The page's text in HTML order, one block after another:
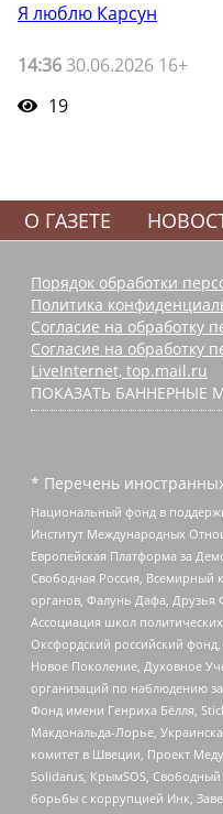
Я люблю Карсун
14:36 30.06.2026 16+
19
О ГАЗЕТЕ
Порядок обработки
Политика
Согласие на обработку
Согласие на обработку
LiveInternet, top.mail.ru
ПОКАЗАТЬ БАННЕРНЫЕ
* Перечень
Национальный фонд в
Институт Международных
Европейская Платформа за
Свободная Россия, Всемирный
органов, Фалунь Дафа, Друзья
Ассоциация школ
Оксфордский российский
Новое Поколение, Духовное
организаций по наблюдению
Фонд имени Генриха Бёлля,
Макдональда-Лорье,
комитет в Швеции, Проект
Solidarus, КрымSOS, Свободный
борьбы с коррупцией Инк,